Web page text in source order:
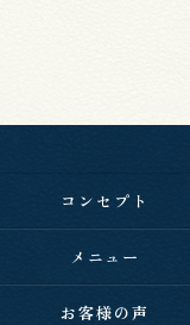
コンセプト
メニュー
お客様の声